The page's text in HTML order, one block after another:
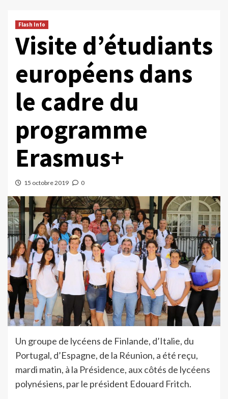
Flash Info
Visite d’étudiants
européens dans
le cadre du
programme
Erasmus+
15 octobre 2019 0
Un groupe de lycéens de Finlande, d’Italie, du
Portugal, d’Espagne, de la Réunion, a été reçu,
mardi matin, à la Présidence, aux côtés de lycéens
polynésiens, par le président Edouard Fritch.